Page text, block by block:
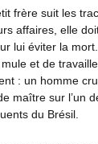
frère suit les
affaires, elle
lui éviter la
et de
: un homme
maître sur l’un
du Brésil.